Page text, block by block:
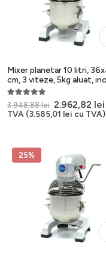
Mixer planetar 10 litri,
cm, 3 viteze, 5kg aluat,
5.00 out of 5
3.948,88lei Prețul
inițial
2.962,82 lei
TVA (3.585,01 lei cu TVA)
25%